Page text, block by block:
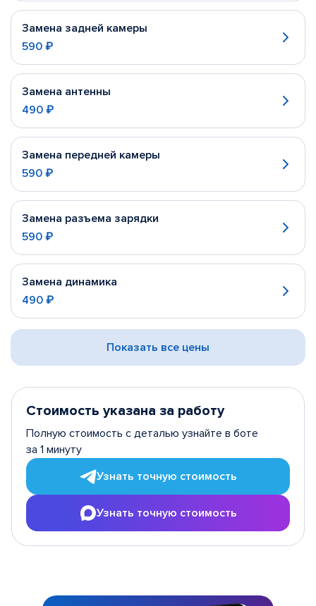
Замена задней камеры
590 ₽
Замена антенны
490 ₽
Замена передней камеры
590 ₽
Замена разъема зарядки
590 ₽
Замена динамика
490 ₽
Показать все цены
Стоимость указана за работу
Полную стоимость с деталью узнайте в боте
за 1 минуту
Узнать точную стоимость
Узнать точную стоимость